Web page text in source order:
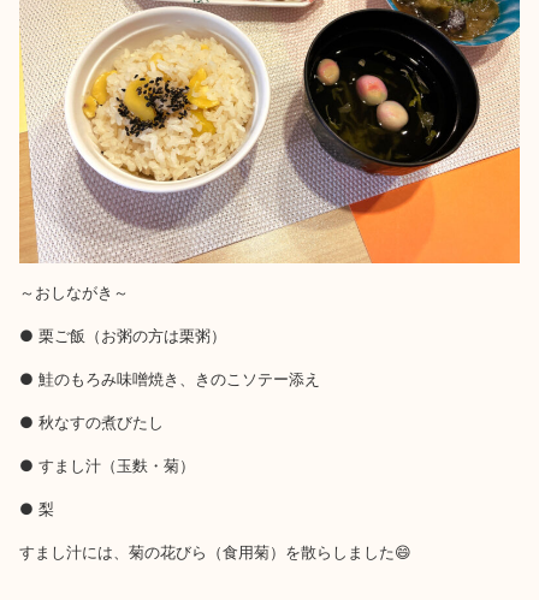
～おしながき～
● 栗ご飯（お粥の方は栗粥）
● 鮭のもろみ味噌焼き、きのこソテー添え
● 秋なすの煮びたし
● すまし汁（玉麩・菊）
● 梨
すまし汁には、菊の花びら（食用菊）を散らしました😄